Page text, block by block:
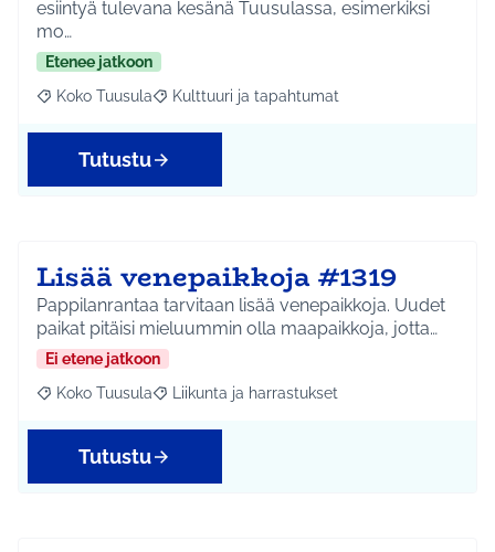
esiintyä tulevana kesänä Tuusulassa, esimerkiksi
mo…
Etenee jatkoon
Rajaa tulokset aihepiirin mukaan: Koko Tuusula
Koko Tuusula Rajaa tulokset teeman mukaan: Kulttuuri ja
Kulttuuri ja tapahtumat
Tutustu
Lisää venepaikkoja #1319
Pappilanrantaa tarvitaan lisää venepaikkoja. Uudet
paikat pitäisi mieluummin olla maapaikkoja, jotta…
Ei etene jatkoon
Rajaa tulokset aihepiirin mukaan: Koko Tuusula
Koko Tuusula Rajaa tulokset teeman mukaan: Liikunta ja
Liikunta ja harrastukset
Tutustu